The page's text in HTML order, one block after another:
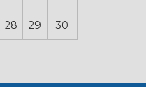
28 29 30